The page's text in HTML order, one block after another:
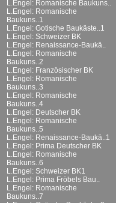
L.Engel: Romanische Baukuns..
L.Engel: Romanische
Baukuns..1
L.Engel: Gotische Baukäste..1
L.Engel: Schweizer BK
L.Engel: Renaissance-Baukä..
L.Engel: Romanische
Baukuns..2
L.Engel: Französischer BK
L.Engel: Romanische
Baukuns..3
L.Engel: Romanische
Baukuns..4
L.Engel: Deutscher BK
L.Engel: Romanische
Baukuns..5
L.Engel: Renaissance-Baukä..1
L.Engel: Prima Deutscher BK
L.Engel: Romanische
Baukuns..6
L.Engel: Schweizer BK1
L.Engel: Prima Fröbels Bau..
L.Engel: Romanische
Baukuns..7